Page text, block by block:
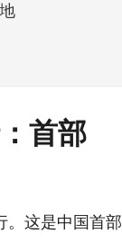
首部
。这是中国首部